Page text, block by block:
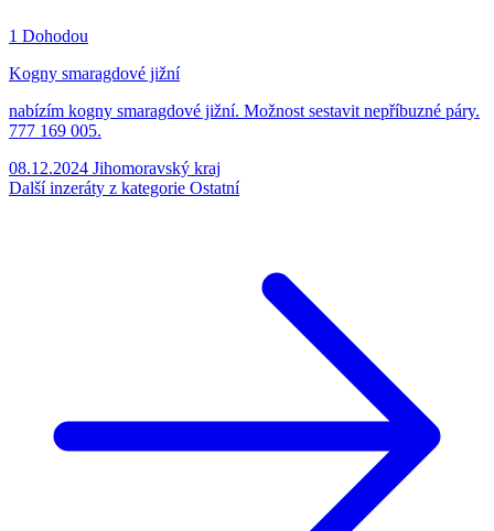
1 Dohodou
Kogny smaragdové jižní
nabízím kogny smaragdové jižní. Možnost sestavit nepříbuzné páry.
777 169 005.
08.12.2024 Jihomoravský kraj
Další inzeráty z kategorie Ostatní